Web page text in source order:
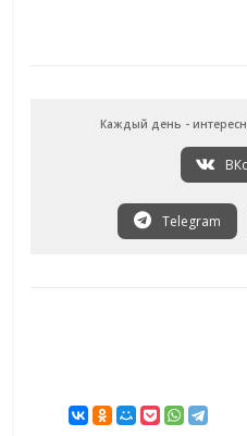
Каждый день -
Telegram